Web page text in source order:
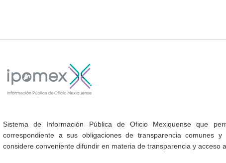
Sistema de Información Pública de Oficio Mexiquense que
correspondiente a sus obligaciones de transparencia comunes
considere conveniente difundir en materia de transparencia y acceso